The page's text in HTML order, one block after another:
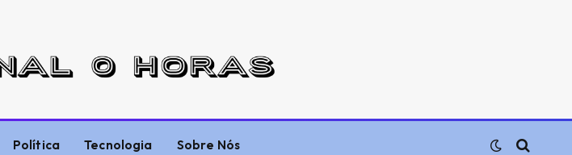
Política Tecnologia Sobre Nós